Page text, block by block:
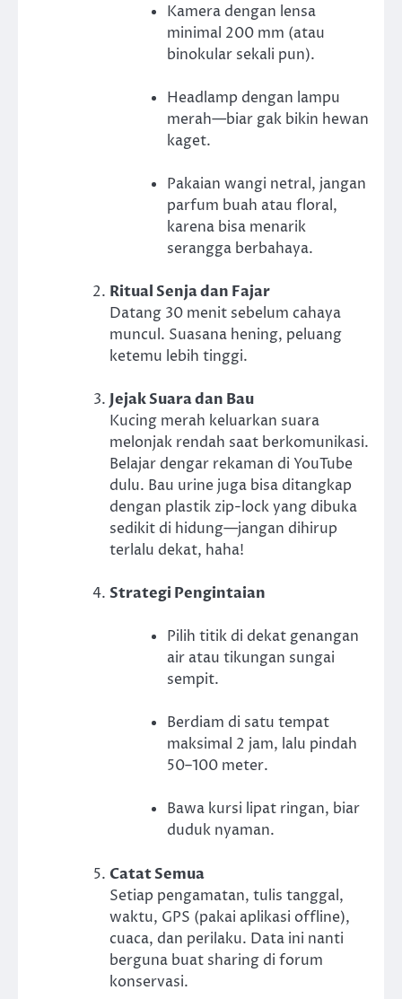
Kamera dengan lensa
minimal 200 mm (atau
binokular sekali pun).
Headlamp dengan lampu
merah—biar gak bikin hewan
kaget.
Pakaian wangi netral, jangan
parfum buah atau floral,
karena bisa menarik
serangga berbahaya.
Ritual Senja dan Fajar
Datang 30 menit sebelum cahaya
muncul. Suasana hening, peluang
ketemu lebih tinggi.
Jejak Suara dan Bau
Kucing merah keluarkan suara
melonjak rendah saat berkomunikasi.
Belajar dengar rekaman di YouTube
dulu. Bau urine juga bisa ditangkap
dengan plastik zip-lock yang dibuka
sedikit di hidung—jangan dihirup
terlalu dekat, haha!
Strategi Pengintaian
Pilih titik di dekat genangan
air atau tikungan sungai
sempit.
Berdiam di satu tempat
maksimal 2 jam, lalu pindah
50–100 meter.
Bawa kursi lipat ringan, biar
duduk nyaman.
Catat Semua
Setiap pengamatan, tulis tanggal,
waktu, GPS (pakai aplikasi offline),
cuaca, dan perilaku. Data ini nanti
berguna buat sharing di forum
konservasi.